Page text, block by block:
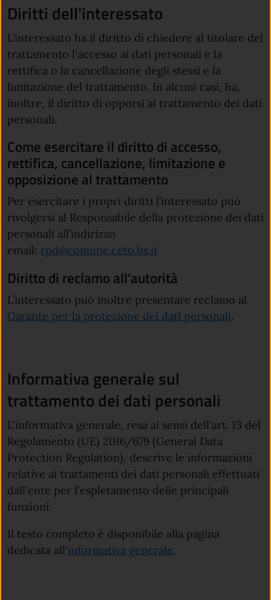
Diritti dell'interessato
L’interessato ha il diritto di chiedere al titolare del
trattamento l'accesso ai dati personali e la
rettifica o la cancellazione degli stessi e la
limitazione del trattamento. In alcuni casi, ha,
inoltre, il diritto di opporsi al trattamento dei dati
personali.
Come esercitare il diritto di accesso,
rettifica, cancellazione, limitazione e
opposizione al trattamento
Per esercitare i propri diritti l’interessato può
rivolgersi al Responsabile della protezione dei dati
personali all’indirizzo
email: rpd@comune.ceto.bs.it(apre in un'altra
(apre in un'altra
Diritto di reclamo all'autorità
L’interessato può inoltre presentare reclamo al
Garante per la protezione dei dati personali.
Informativa generale sul
trattamento dei dati personali
L'informativa generale, resa ai sensi dell'art. 13 del
Regolamento (UE) 2016/679 (General Data
Protection Regulation), descrive le informazioni
relative ai trattamenti dei dati personali effettuati
dall'ente per l'espletamento delle principali
funzioni.
Il testo completo è disponibile alla pagina
dedicata all'informativa generale.